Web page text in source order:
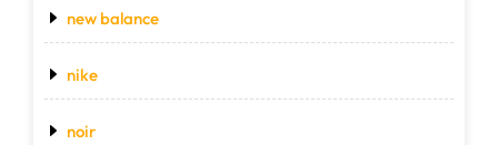
new balance
nike
noir